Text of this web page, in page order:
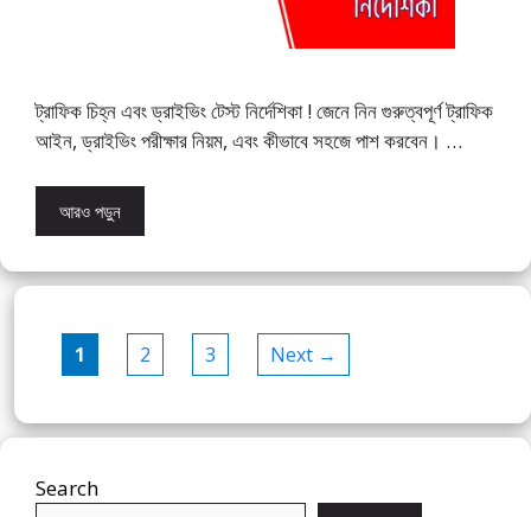
ট্রাফিক চিহ্ন এবং ড্রাইভিং টেস্ট নির্দেশিকা ! জেনে নিন গুরুত্বপূর্ণ ট্রাফিক
আইন, ড্রাইভিং পরীক্ষার নিয়ম, এবং কীভাবে সহজে পাশ করবেন। …
আরও পড়ুন
Page
1 Page
2 Page
3 Next →
Search